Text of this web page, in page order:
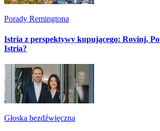
Porady Remingtona
Istria z perspektywy kupującego: Rovinj,
Istria?
Głoska bezdźwięczna